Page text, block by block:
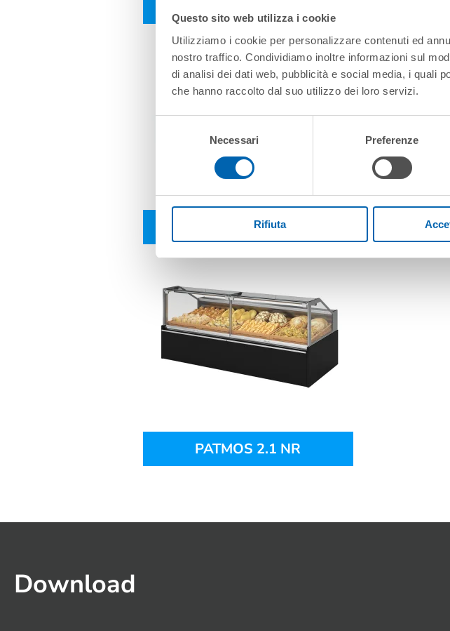
Questo sito web utilizza i cookie
Utilizziamo i cookie per personalizzare contenuti ed
nostro traffico. Condividiamo inoltre informazioni sul
di analisi dei dati web, pubblicità e social media, i quali
che hanno raccolto dal suo utilizzo dei loro servizi.
Necessari Preferenze
Rifiuta
PATMOS HQ 2.1 MEAT
PATMOS 2.1 NR
Download